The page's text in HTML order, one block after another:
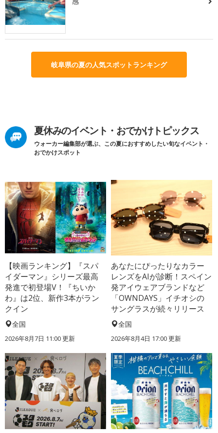
岐阜県の夏の人気スポットランキング
夏休みのイベント・おでかけトピックス
ウォーカー編集部が選ぶ、この夏におすすめしたい旬なイベント・
おでかけスポット
【映画ランキング】『スパ
イダーマン』シリーズ最高
発進で初登場V！『ちいか
わ』は2位、新作3本がラン
クイン
全国
2026年8月7日 11:00更新
あなたにぴったりなカラー
レンズをAIが診断！スペイン
発アイウェアブランドなど
「OWNDAYS」イチオシの
サングラスが続々リリース
全国
2026年8月4日 17:00更新